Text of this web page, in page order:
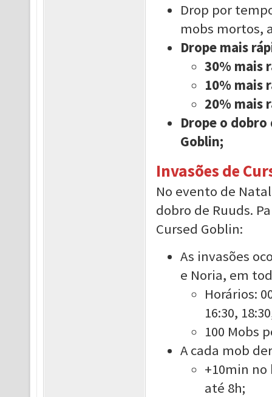
Drop por
mobs mortos,
Drope mais
30% mais
10% mais
20% mais
Drope o
Goblin;
Invasões de
No evento de
dobro de Ruuds.
Cursed Goblin:
As invasões
e Noria, em
Horários:
16:30,
100 Mobs
A cada mob
+10min
até 8h;